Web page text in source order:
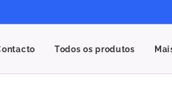
Todos os produtos